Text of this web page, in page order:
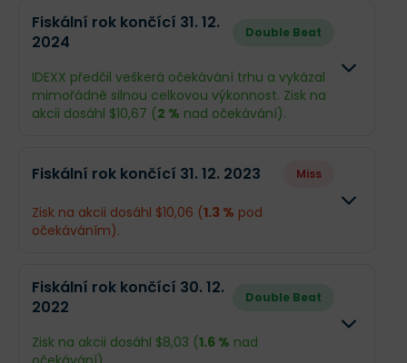
Fiskální rok končící 31. 12.
2024
Double Beat
IDEXX předčil veškerá očekávání trhu a vykázal
mimořádně silnou celkovou výkonnost. Zisk na
akcii dosáhl $10,67 (2 % nad očekávání).
$3,9 mld.
Příjmy
EPS $10,46
Co se stalo a co očekávat dál
Fiskální rok končící 31. 12. 2023 Miss
Zisk na akcii dosáhl $10,06 (1.3 % pod
očekáváním).
Obrat
Příjmy $821,3 mil.
Fiskální rok končící 30. 12.
2022
Double Beat
Zisk na akcii dosáhl $8,03 (1.6 % nad